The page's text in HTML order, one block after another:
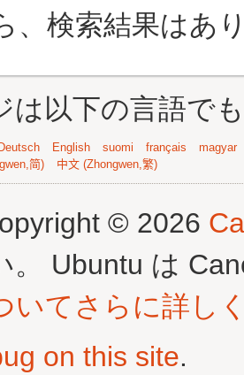
、検索結果はあ
は以下の言語で
Deutsch English suomi français
magyar
简) 中文 (Zhongwen,繁)
© 2026
。 Ubuntu は
いてさらに詳し
on this site.